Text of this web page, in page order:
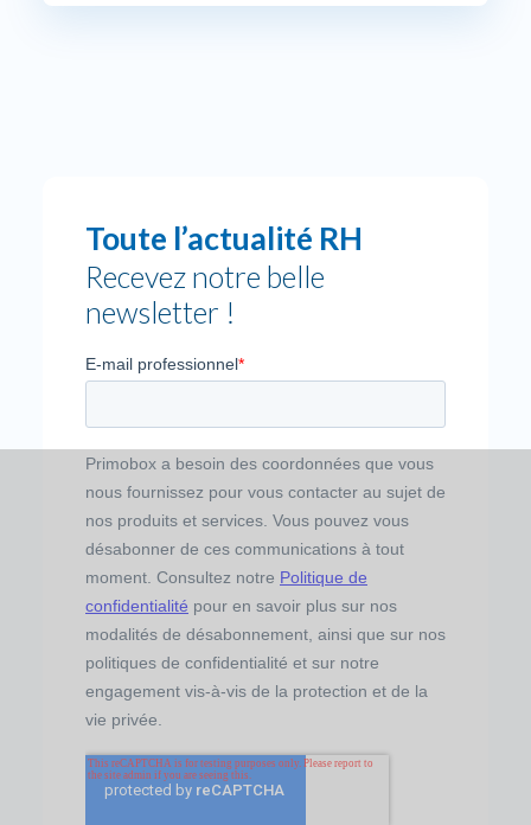
Toute l’actualité RH
Recevez notre belle
newsletter !